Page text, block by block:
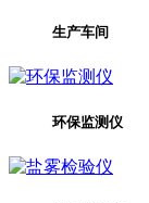
生产车间
环保监测仪